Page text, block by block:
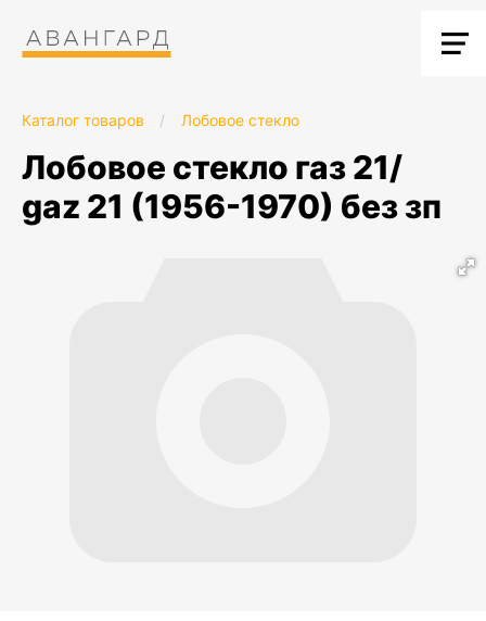
Каталог товаров / Лобовое стекло
лобовое стекло газ 21/
gaz 21 (1956-1970) без зп